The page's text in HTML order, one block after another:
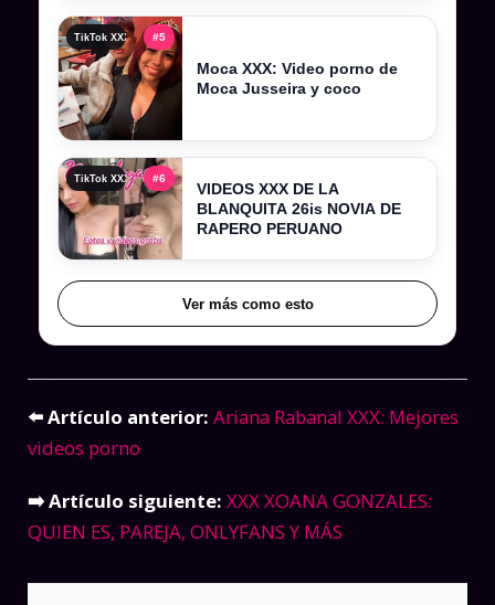
#5
TikTok XXX , tiktokers xxx y videos filtrados completos
Moca XXX: Video porno de
Moca Jusseira y coco
#6
TikTok XXX , tiktokers xxx y videos filtrados completos
VIDEOS XXX DE LA
BLANQUITA 26is NOVIA DE
RAPERO PERUANO
Ver más como esto
⬅️ Artículo anterior: Ariana Rabanal XXX: Mejores
videos porno
➡️ Artículo siguiente: XXX XOANA GONZALES:
QUIEN ES, PAREJA, ONLYFANS Y MÁS